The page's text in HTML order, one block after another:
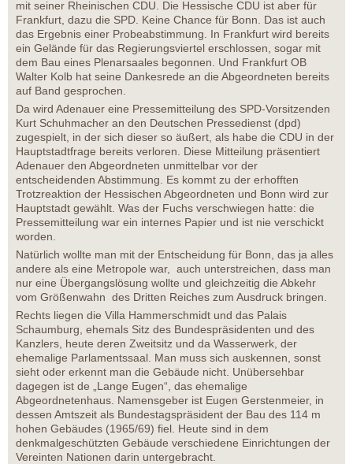
mit seiner Rheinischen CDU. Die Hessische CDU ist aber für
Frankfurt, dazu die SPD. Keine Chance für Bonn. Das ist auch
das Ergebnis einer Probeabstimmung. In Frankfurt wird bereits
ein Gelände für das Regierungsviertel erschlossen, sogar mit
dem Bau eines Plenarsaales begonnen. Und Frankfurt OB
Walter Kolb hat seine Dankesrede an die Abgeordneten bereits
auf Band gesprochen.
Da wird Adenauer eine Pressemitteilung des SPD-Vorsitzenden
Kurt Schuhmacher an den Deutschen Pressedienst (dpd)
zugespielt, in der sich dieser so äußert, als habe die CDU in der
Hauptstadtfrage bereits verloren. Diese Mitteilung präsentiert
Adenauer den Abgeordneten unmittelbar vor der
entscheidenden Abstimmung. Es kommt zu der erhofften
Trotzreaktion der Hessischen Abgeordneten und Bonn wird zur
Hauptstadt gewählt. Was der Fuchs verschwiegen hatte: die
Pressemitteilung war ein internes Papier und ist nie verschickt
worden.
Natürlich wollte man mit der Entscheidung für Bonn, das ja alles
andere als eine Metropole war, auch unterstreichen, dass man
nur eine Übergangslösung wollte und gleichzeitig die Abkehr
vom Größenwahn des Dritten Reiches zum Ausdruck bringen.
Rechts liegen die Villa Hammerschmidt und das Palais
Schaumburg, ehemals Sitz des Bundespräsidenten und des
Kanzlers, heute deren Zweitsitz und da Wasserwerk, der
ehemalige Parlamentssaal. Man muss sich auskennen, sonst
sieht oder erkennt man die Gebäude nicht. Unübersehbar
dagegen ist de „Lange Eugen“, das ehemalige
Abgeordnetenhaus. Namensgeber ist Eugen Gerstenmeier, in
dessen Amtszeit als Bundestagspräsident der Bau des 114 m
hohen Gebäudes (1965/69) fiel. Heute sind in dem
denkmalgeschützten Gebäude verschiedene Einrichtungen der
Vereinten Nationen darin untergebracht.